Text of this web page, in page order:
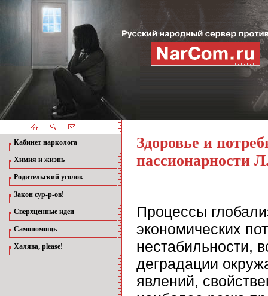
Кабинет нарколога
Химия и жизнь
Родительский уголок
Закон сур-р-ов!
Сверхценные идеи
Самопомощь
Халява, please!
Здоровье и
пассионарности
Процессы
экономических
нестабильности,
деградации
явлений,